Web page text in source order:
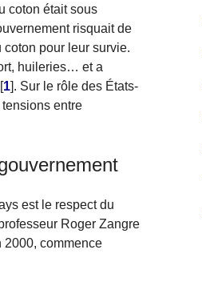
coton était sous
risquait de
pour leur survie.
huileries… et a
[1]. Sur le rôle des États-
entre
est le respect du
Roger Zangre
commence